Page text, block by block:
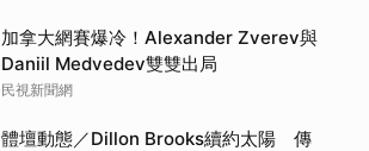
加拿大網賽爆冷！Alexander Zverev與
Daniil Medvedev雙雙出局
民視新聞網
體壇動態／Dillon Brooks續約太陽 傳